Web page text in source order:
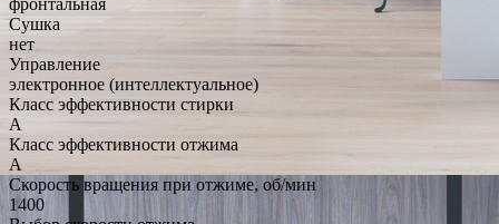
Сушка
нет
Управление
электронное (интеллектуальное)
Класс эффективности стирки
A
Класс эффективности отжима
A
Скорость вращения при отжиме, об/мин
1400